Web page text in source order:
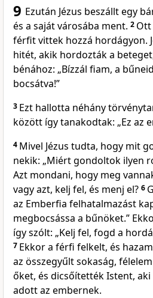
9 Ezután Jézus beszállt egy
és a saját városába ment. 2 Ott
férfit vittek hozzá hordágyon.
hitét, akik hordozták a
bénához: „Bízzál fiam, a
bocsátva!”
3 Ezt hallotta néhány
között így tanakodtak: „Ez az
4 Mivel Jézus tudta, hogy mit
nekik: „Miért gondoltok ilyen
Azt mondani, hogy meg
vagy azt, kelj fel, és menj el? 6
az Emberfia felhatalmazást
megbocsássa a bűnöket.”
így szólt: „Kelj fel, fogd a
7 Ekkor a férfi felkelt, és
az összegyűlt sokaság,
őket, és dicsőítették Istent,
adott az embernek.